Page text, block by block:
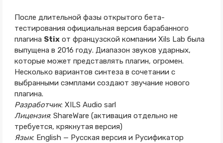
После длительной фазы открытого бета-
тестирования официальная версия барабанного
плагина Stixот французской компании Xils Lab была
выпущена в 2016 году. Диапазон звуков ударных,
которые может представлять плагин, огромен.
Несколько вариантов синтеза в сочетании с
выбранными сэмплами создают звучание нового
плагина.
Разработчик: XILS Audio sarl
Лицензия: ShareWare (активация отдельно не
требуется, крякнутая версия)
Язык: English — Русская версия и Русификатор